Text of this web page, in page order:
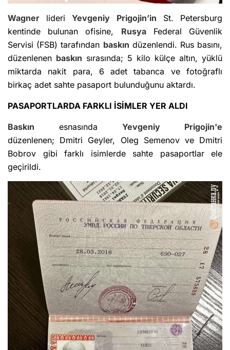
Wagner lideriYevgeniy Prigojin’in St. Petersburg
kentinde bulunan ofisine, RusyaFederal Güvenlik
Servisi (FSB) tarafından baskın düzenlendi. Rus basını,
düzenlenen baskın sırasında; 5 kilo külçe altın, yüklü
miktarda nakit para, 6 adet tabanca ve fotoğraflı
birkaç adet sahte pasaport bulunduğunu aktardı.
PASAPORTLARDA FARKLI İSİMLER YER ALDI
Baskın esnasında Yevgeniy Prigojin'e
düzenlenen; Dmitri Geyler, Oleg Semenov ve Dmitri
Bobrov gibi farklı isimlerde sahte pasaportlar ele
geçirildi.